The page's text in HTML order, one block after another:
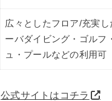
広々としたフロア/充実し
ーバダイビング・ゴルフ
ュ・プールなどの利用可
公式サイトはコチラ